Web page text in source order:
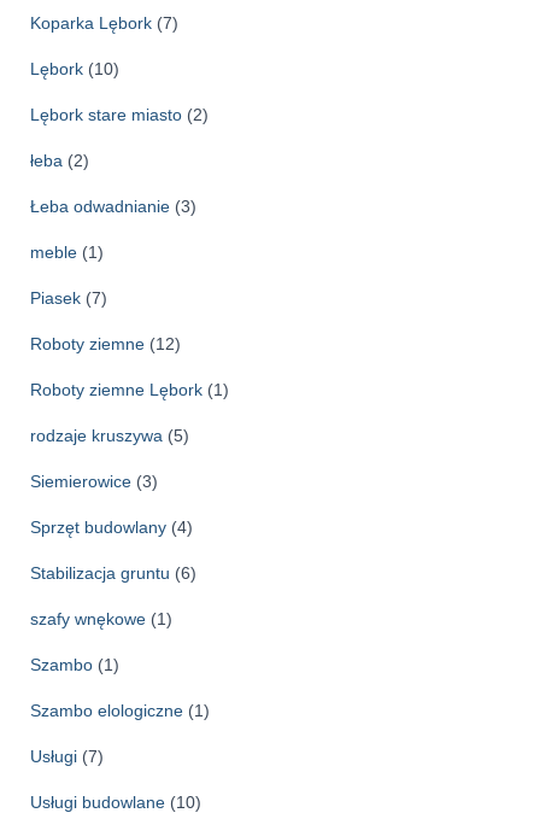
Koparka Lębork (7)
Lębork (10)
Lębork stare miasto (2)
łeba (2)
Łeba odwadnianie (3)
meble (1)
Piasek (7)
Roboty ziemne (12)
Roboty ziemne Lębork (1)
rodzaje kruszywa (5)
Siemierowice (3)
Sprzęt budowlany (4)
Stabilizacja gruntu (6)
szafy wnękowe (1)
Szambo (1)
Szambo elologiczne (1)
Usługi (7)
Usługi budowlane (10)